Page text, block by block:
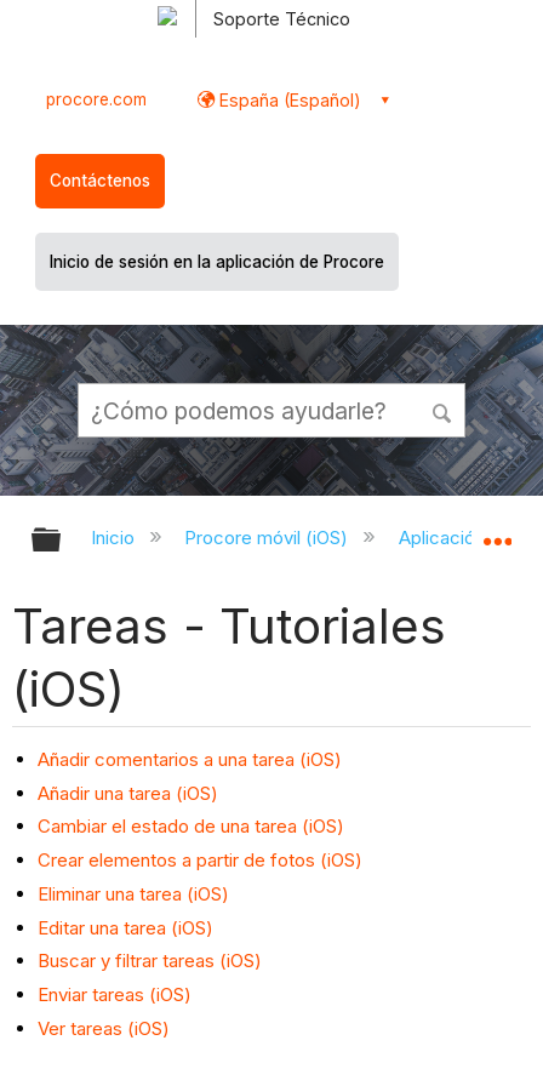
Soporte Técnico
procore.com España (Español)
Contáctenos
Inicio de sesión en la aplicación de Procore
Expandir/contraer jerarquía global
Inicio Procore móvil (iOS) Aplicación
Tareas - Tutoriales
(iOS)
Añadir comentarios a una tarea (iOS)
Añadir una tarea (iOS)
Cambiar el estado de una tarea (iOS)
Crear elementos a partir de fotos (iOS)
Eliminar una tarea (iOS)
Editar una tarea (iOS)
Buscar y filtrar tareas (iOS)
Enviar tareas (iOS)
Ver tareas (iOS)